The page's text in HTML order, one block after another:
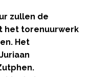
zullen de
het torenuurwerk
Het